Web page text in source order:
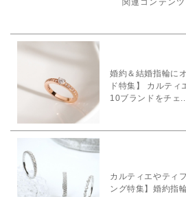
婚約＆結婚指輪に
ド特集】 カルティ
10ブランドをチェ...
カルティエやティ
ング特集】婚約指